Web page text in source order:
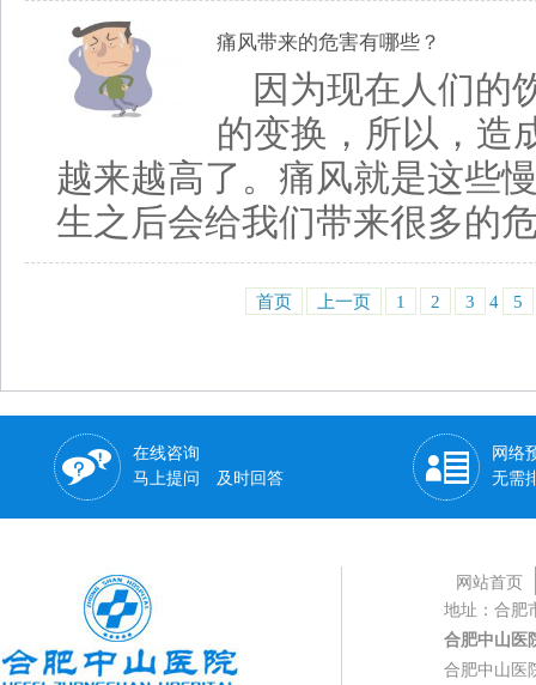
痛风带来的危害有哪些？
因为现在人们的
的变换，所以，造
越来越高了。痛风就是这些
生之后会给我们带来很多的
首页 上一页 1 2 3 4 5
在线咨询
马上提问 及时回答
网络
无需
网站首页
地址：合肥
合肥中山医
合肥中山医